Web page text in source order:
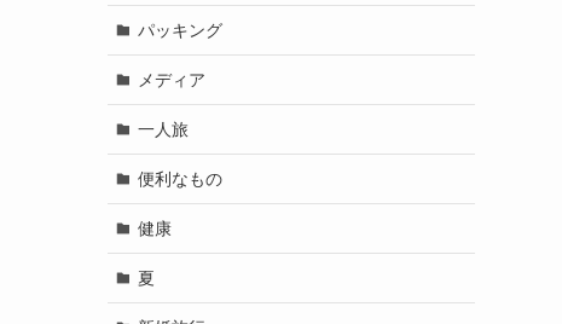
パッキング
メディア
一人旅
便利なもの
健康
夏